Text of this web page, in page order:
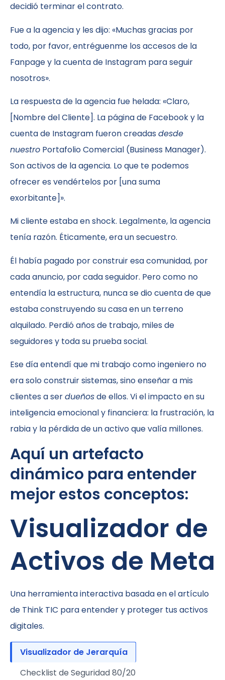
decidió terminar el contrato.
Fue a la agencia y les dijo: «Muchas gracias por
todo, por favor, entréguenme los accesos de la
Fanpage y la cuenta de Instagram para seguir
nosotros».
La respuesta de la agencia fue helada: «Claro,
[Nombre del Cliente]. La página de Facebook y la
cuenta de Instagram fueron creadas desde
nuestro Portafolio Comercial (Business Manager).
Son activos de la agencia. Lo que te podemos
ofrecer es vendértelos por [una suma
exorbitante]».
Mi cliente estaba en shock. Legalmente, la agencia
tenía razón. Éticamente, era un secuestro.
Él había pagado por construir esa comunidad, por
cada anuncio, por cada seguidor. Pero como no
entendía la estructura, nunca se dio cuenta de que
estaba construyendo su casa en un terreno
alquilado. Perdió años de trabajo, miles de
seguidores y toda su prueba social.
Ese día entendí que mi trabajo como ingeniero no
era solo construir sistemas, sino enseñar a mis
clientes a serdueñosde ellos. Vi el impacto en su
inteligencia emocional y financiera: la frustración, la
rabia y la pérdida de un activo que valía millones.
Aquí un artefacto
dinámico para entender
mejor estos conceptos:
Visualizador de
Activos de Meta
Una herramienta interactiva basada en el artículo
de Think TIC para entender y proteger tus activos
digitales.
Visualizador de Jerarquía
Checklist de Seguridad 80/20